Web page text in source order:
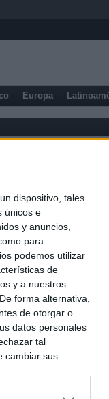
dispositivo, tales
únicos e
y anuncios,
para
podemos utilizar
de
y a nuestros
forma alternativa,
de otorgar o
datos personales
tal
cambiar sus
Europa